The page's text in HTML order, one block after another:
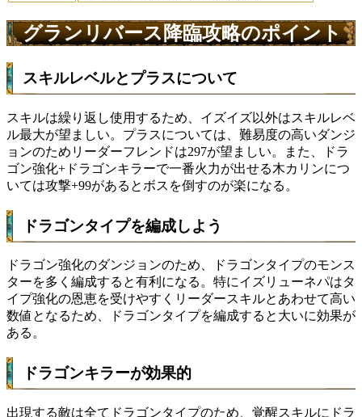
グランリバース降臨攻略のポイント
スキルレベルとプラスについて
スキルは繰り返し使用するため、イズイズ以外はスキルレベ
ル最大が望ましい。プラスについては、難易度の高いダンジ
ョンのためリーダーフレンドは297が望ましい。また、ドラ
ゴン強化+ドラゴンキラーで一番火力が出せる木カリンにつ
いては攻撃+99があるとボスを倒すのが楽になる。
ドラゴンタイプを編成しよう
ドラゴン強化のダンジョンのため、ドラゴンタイプのモンス
ターを多く編成すると有利になる。特にイズリューネパはタ
イプ強化の恩恵を受けやすくリーダースキルとあわせて高い
数値となるため、ドラゴンタイプを編成すると大いに効果が
ある。
ドラゴンキラーが効果的
出現する敵は全てドラゴンタイプのため、覚醒スキルにドラ